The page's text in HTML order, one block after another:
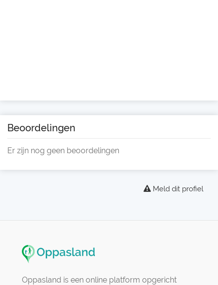
Beoordelingen
Er zijn nog geen beoordelingen
Meld dit profiel
Oppasland is een online platform opgericht